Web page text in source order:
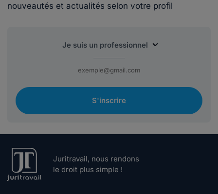
nouveautés et actualités selon votre profil
S'inscrire
Juritravail, nous rendons
le droit plus simple !